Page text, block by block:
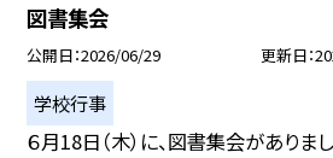
図書集会
公開日 2026/06/29 更新日
学校行事
６月18日（木）に、図書集会がありま